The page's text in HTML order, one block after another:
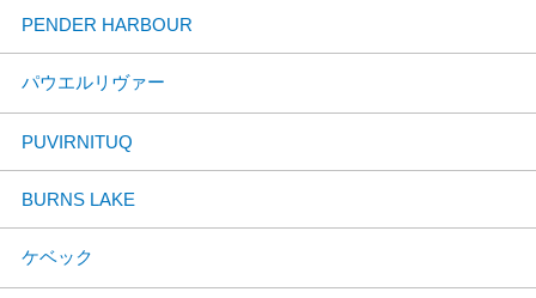
PENDER HARBOUR
パウエルリヴァー
PUVIRNITUQ
BURNS LAKE
ケベック